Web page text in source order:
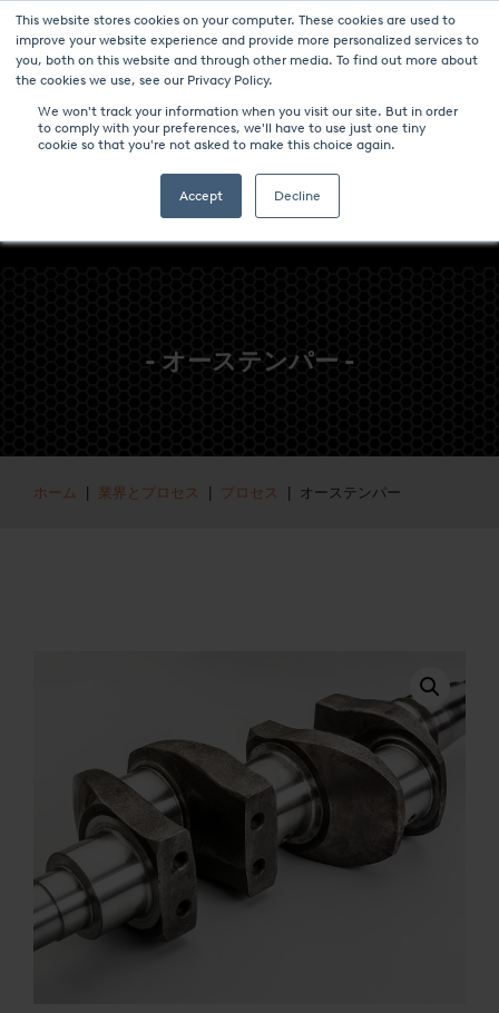
This website stores cookies on your computer. These cookies are used to
improve your website experience and provide more personalized services to
you, both on this website and through other media. To find out more about
the cookies we use, see our Privacy Policy.
We won't track your information when you visit our site. But in order
to comply with your preferences, we'll have to use just one tiny
cookie so that you're not asked to make this choice again.
Accept Decline
パンフレットのダウンロード-炉と技術キャリア
コンタクト
- オーステンパー -
ホーム 業界とプロセス プロセス | オーステンパー